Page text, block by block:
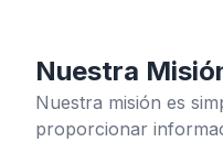
Nuestra
Nuestra misión es
proporcionar